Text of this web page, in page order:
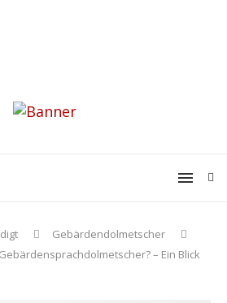
Gebärdendolmetscher
– Ein Blick